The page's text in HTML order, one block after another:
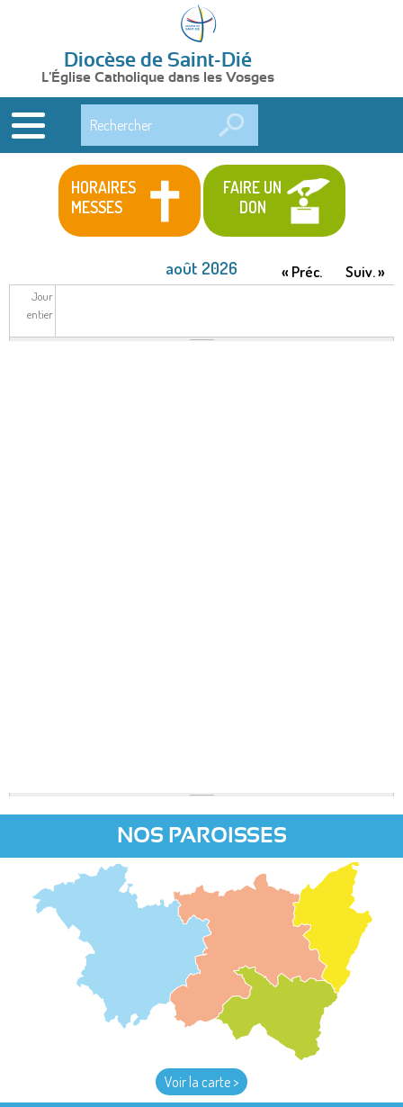
Diocèse de Saint-Dié
L'Église Catholique dans les Vosges
HORAIRES
MESSES
FAIRE UN
DON
août 2026 « Préc. Suiv. »
Jour
entier
NOS PAROISSES
Voir la carte >